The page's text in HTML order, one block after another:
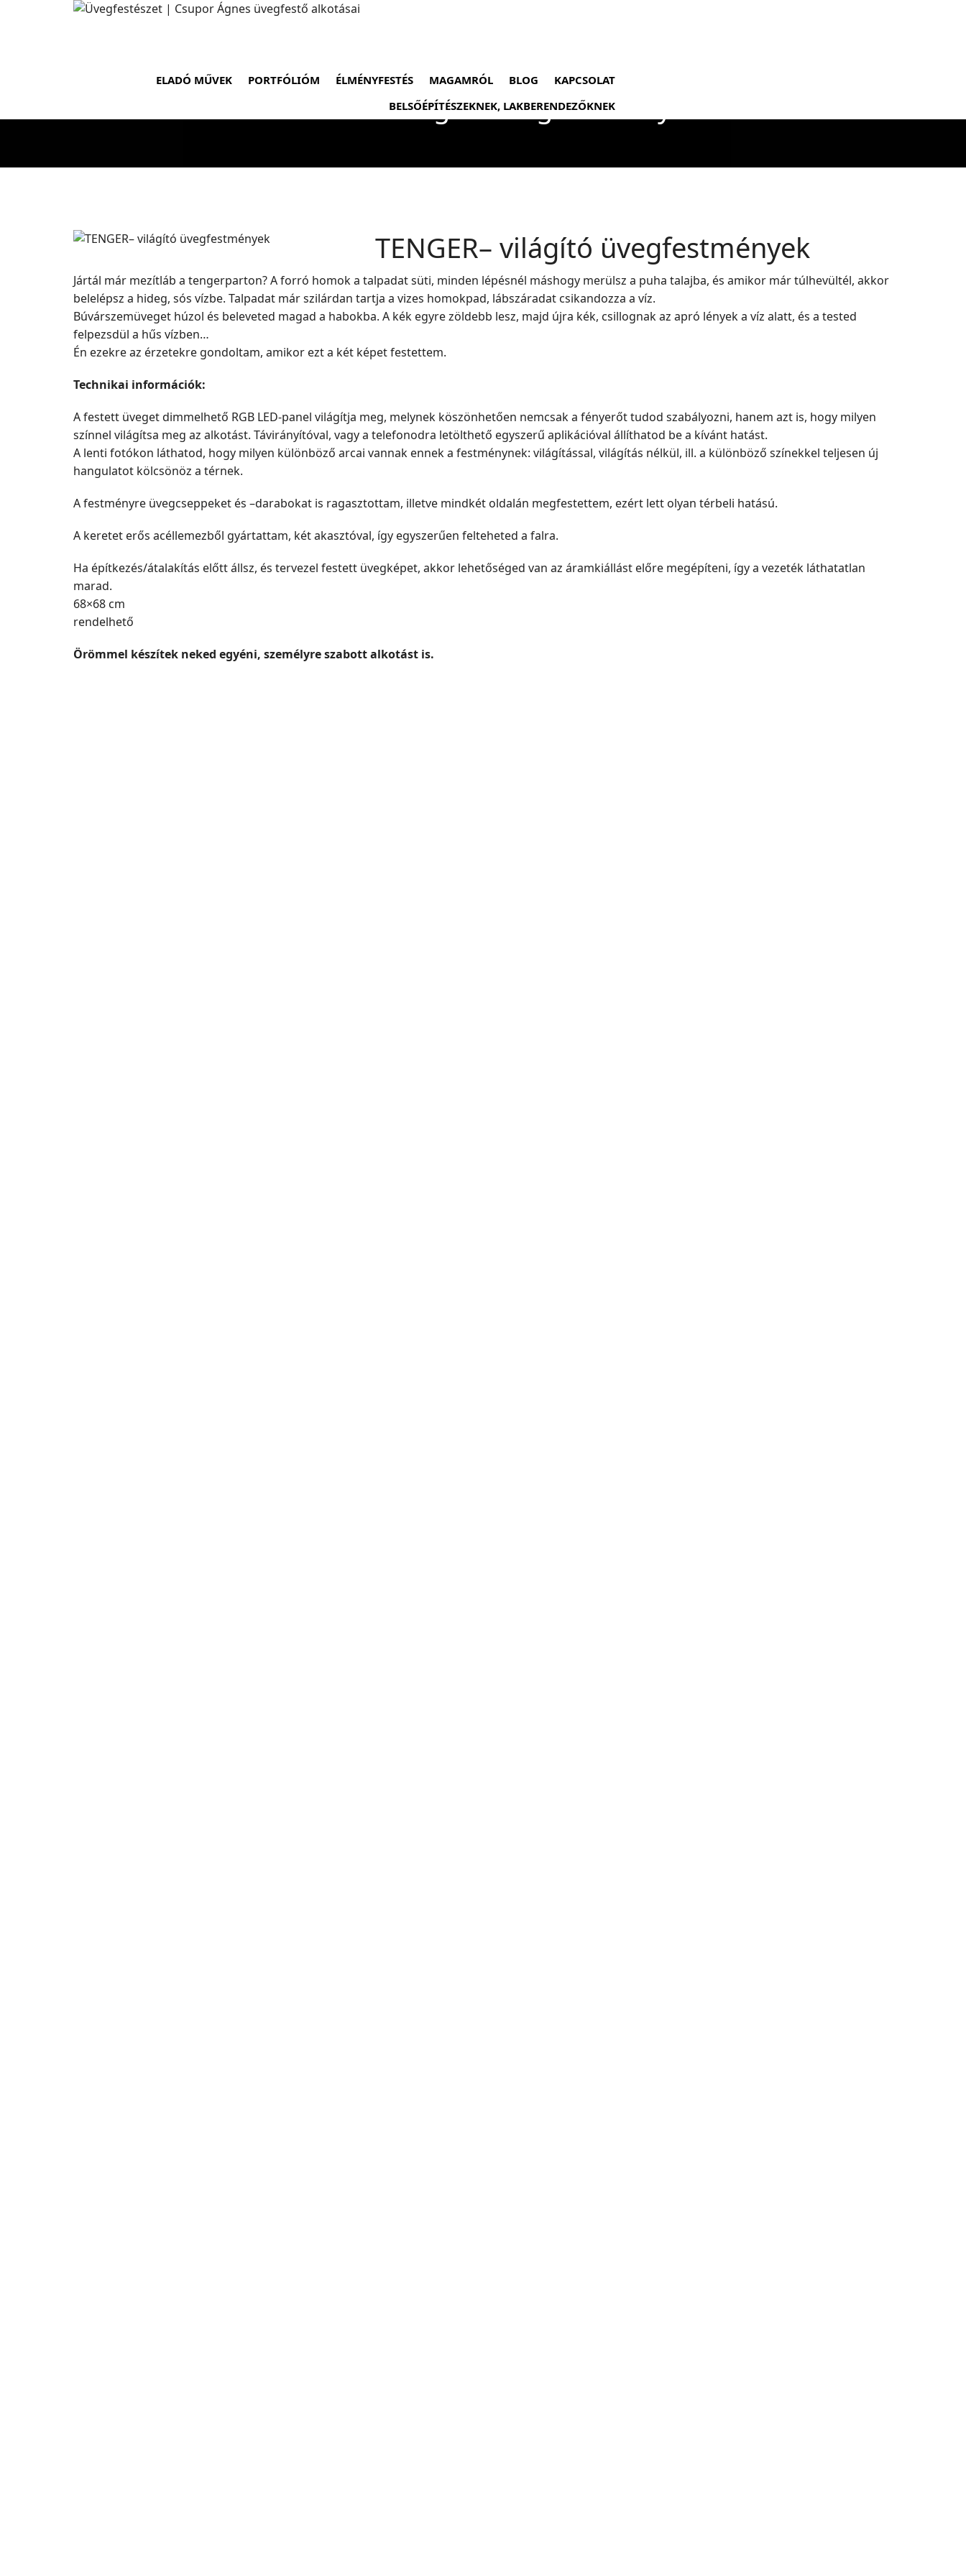
ELADÓ MŰVEK PORTFÓLIÓM ÉLMÉNYFESTÉS MAGAMRÓL BLOG
KAPCSOLAT
BELSŐÉPÍTÉSZEKNEK, LAKBERENDEZŐKNEK
TENGER– világító üvegfestmények
TENGER– világító üvegfestmények
Jártál már mezítláb a tengerparton? A forró homok a talpadat süti, minden lépésnél máshogy merülsz a puha talajba, és amikor már túlhevültél, akkor
belelépsz a hideg, sós vízbe. Talpadat már szilárdan tartja a vizes homokpad, lábszáradat csikandozza a víz.
Búvárszemüveget húzol és beleveted magad a habokba. A kék egyre zöldebb lesz, majd újra kék, csillognak az apró lények a víz alatt, és a tested
felpezsdül a hűs vízben…
Én ezekre az érzetekre gondoltam, amikor ezt a két képet festettem.
Technikai információk:
A festett üveget dimmelhető RGB LED-panel világítja meg, melynek köszönhetően nemcsak a fényerőt tudod szabályozni, hanem azt is, hogy milyen
színnel világítsa meg az alkotást. Távirányítóval, vagy a telefonodra letölthető egyszerű aplikációval állíthatod be a kívánt hatást.
A lenti fotókon láthatod, hogy milyen különböző arcai vannak ennek a festménynek: világítással, világítás nélkül, ill. a különböző színekkel teljesen új
hangulatot kölcsönöz a térnek.
A festményre üvegcseppeket és –darabokat is ragasztottam, illetve mindkét oldalán megfestettem, ezért lett olyan térbeli hatású.
A keretet erős acéllemezből gyártattam, két akasztóval, így egyszerűen felteheted a falra.
Ha építkezés/átalakítás előtt állsz, és tervezel festett üvegképet, akkor lehetőséged van az áramkiállást előre megépíteni, így a vezeték láthatatlan
marad.
68×68 cm
rendelhető
Örömmel készítek neked egyéni, személyre szabott alkotást is.